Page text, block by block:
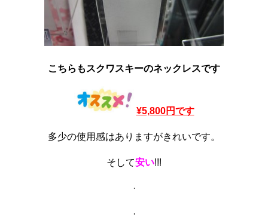
こちらもスクワスキーのネックレスです
¥5,800円です
多少の使用感はありますがきれいです。
そして安い!!!
·
·